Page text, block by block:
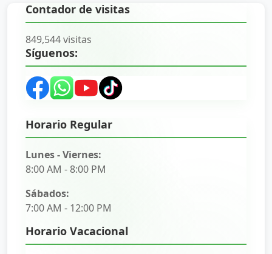
Contador de visitas
849,544 visitas
Síguenos:
Horario Regular
Lunes - Viernes:
8:00 AM - 8:00 PM
Sábados:
7:00 AM - 12:00 PM
Horario Vacacional